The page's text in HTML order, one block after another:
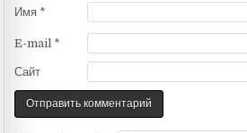
Имя *
E-mail *
Сайт